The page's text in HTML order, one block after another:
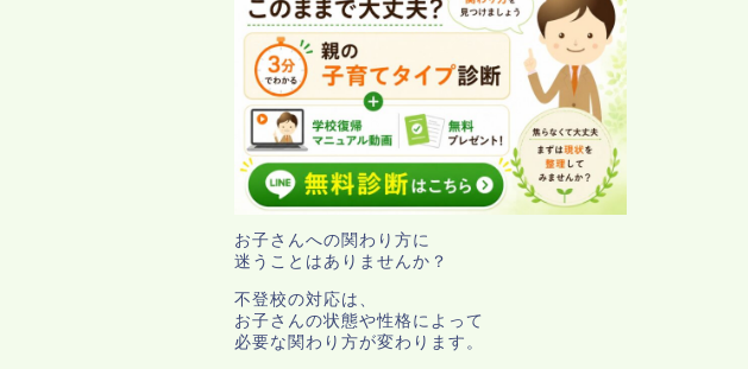
お子さんへの関わり方に
迷うことはありませんか？
不登校の対応は、
お子さんの状態や性格によって
必要な関わり方が変わります。